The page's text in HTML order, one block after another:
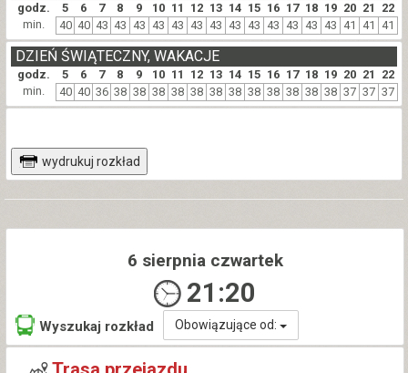
godz. 5 6 7 8 9 10 11 12 13 14 15 16 17 18 19 20 21 22
min. 40 40 43 43 43 43 43 43 43 43 43 43 43 43 43 41 41 41
godz. 5 6 7 8 9 10 11 12 13 14 15 16 17 18 19 20 21 22
DZIEŃ ŚWIĄTECZNY, WAKACJE
min. 40 40 36 38 38 38 38 38 38 38 38 38 38 38 38 37 37 37
wydrukuj rozkład
6 sierpnia czwartek
21:20
Wyszukaj rozkład Obowiązujące od: